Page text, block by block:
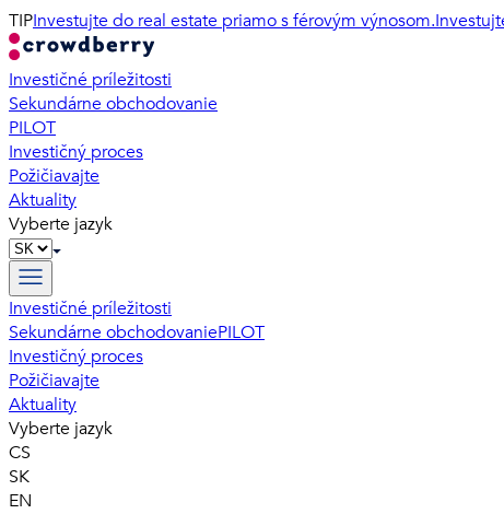
TIPInvestujte do real estate priamo s férovým výnosom.
Investičné príležitosti
Sekundárne obchodovanie
PILOT
Investičný proces
Požičiavajte
Aktuality
Vyberte jazyk
Investičné príležitosti
Sekundárne obchodovaniePILOT
Investičný proces
Požičiavajte
Aktuality
Vyberte jazyk
CS
SK
EN